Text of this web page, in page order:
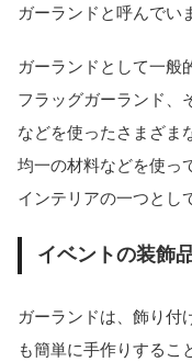
ガーランドと呼んでい
ガーランドとして一般
フラッグガーランド、
などを使ったさまざま
均一の材料などを使っ
インテリアの一つとし
イベントの装飾
ガーランドは、飾り付
も簡単に手作りするこ